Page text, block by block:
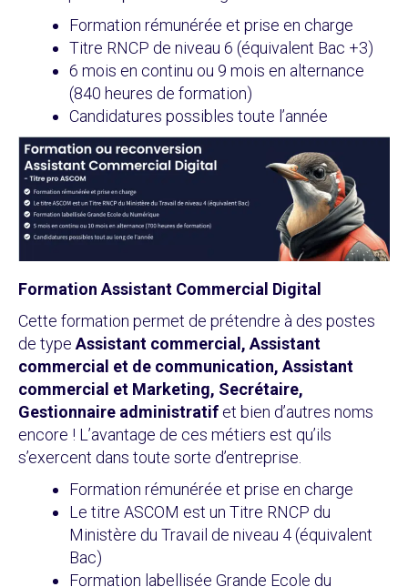
Formation rémunérée et prise en charge
Titre RNCP de niveau 6 (équivalent Bac +3)
6 mois en continu ou 9 mois en alternance
(840 heures de formation)
Candidatures possibles toute l’année
Formation Assistant Commercial Digital
Cette formation permet de prétendre à des postes
de type Assistant commercial, Assistant
commercial et de communication, Assistant
commercial et Marketing, Secrétaire,
Gestionnaire administratif et bien d’autres noms
encore ! L’avantage de ces métiers est qu’ils
s’exercent dans toute sorte d’entreprise.
Formation rémunérée et prise en charge
Le titre ASCOM est un Titre RNCP du
Ministère du Travail de niveau 4 (équivalent
Bac)
Formation labellisée Grande Ecole du